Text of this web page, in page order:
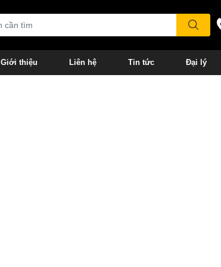
Giới thiệu Liên hệ Tin tức Đại lý